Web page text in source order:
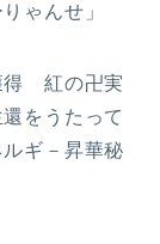
ゃんせ」
得 紅の卍実
をうたって
ギ－昇華秘